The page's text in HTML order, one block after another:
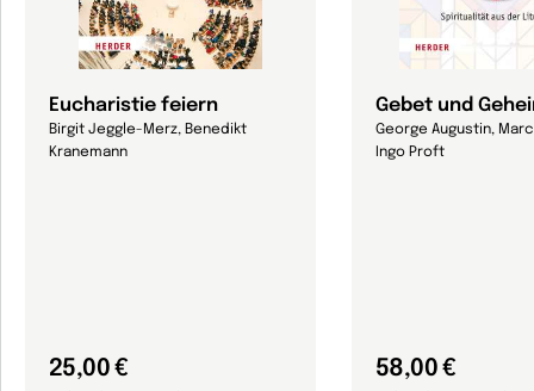
Eucharistie feiern
Birgit Jeggle-Merz, Benedikt
Kranemann
25,00 €
Gebet und
George Augustin,
Ingo Proft
58,00 €